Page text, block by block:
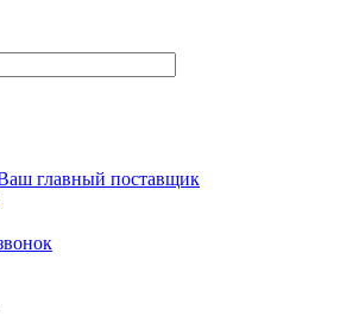
главный поставщик